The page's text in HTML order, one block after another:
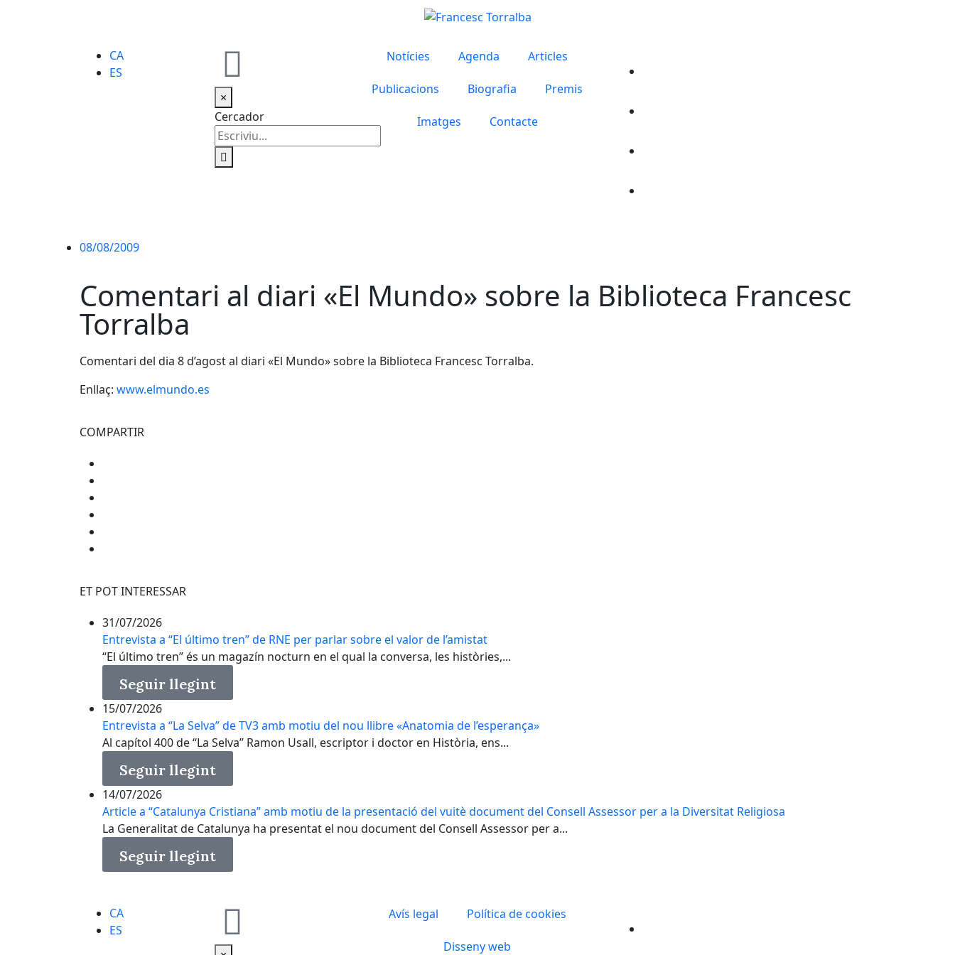
CA
ES
×
Cercador
Notícies Agenda Articles
Publicacions Biografia Premis
Imatges Contacte
08/08/2009
Comentari al diari «El Mundo» sobre la Biblioteca Francesc
Torralba
Comentari del dia 8 d’agost al diari «El Mundo» sobre la Biblioteca Francesc Torralba.
Enllaç: www.elmundo.es
COMPARTIR
ET POT INTERESSAR
31/07/2026
Entrevista a “El último tren” de RNE per parlar sobre el valor de l’amistat
“El último tren” és un magazín nocturn en el qual la conversa, les històries,...
Seguir llegint
15/07/2026
Entrevista a “La Selva” de TV3 amb motiu del nou llibre «Anatomia de l’esperança»
Al capítol 400 de “La Selva” Ramon Usall, escriptor i doctor en Història, ens...
Seguir llegint
14/07/2026
Article a “Catalunya Cristiana” amb motiu de la presentació del vuitè document del Consell Assessor per a la Diversitat Religiosa
La Generalitat de Catalunya ha presentat el nou document del Consell Assessor per a...
Seguir llegint
CA
ES
Avís legal Política de cookies
Disseny web